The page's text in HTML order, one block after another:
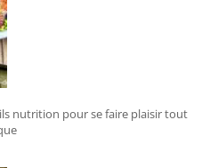
nutrition pour se faire plaisir tout